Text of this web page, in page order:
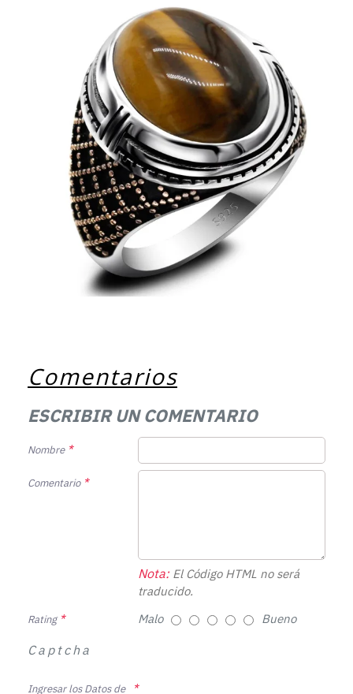
Comentarios
ESCRIBIR UN COMENTARIO
Nombre
Comentario
Nota:El Código HTML no será
traducido.
Rating Malo Bueno
Captcha
Ingresar los Datos de